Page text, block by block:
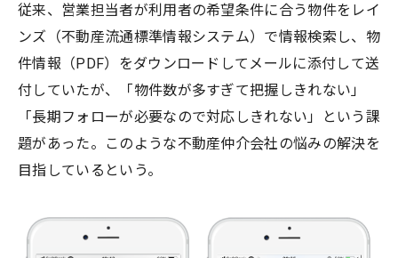
従来、営業担当者が利用者の希望条件に合う物件をレイ
ンズ（不動産流通標準情報システム）で情報検索し、物
件情報（PDF）をダウンロードしてメールに添付して送
付していたが、「物件数が多すぎて把握しきれない」
「長期フォローが必要なので対応しきれない」という課
題があった。このような不動産仲介会社の悩みの解決を
目指しているという。